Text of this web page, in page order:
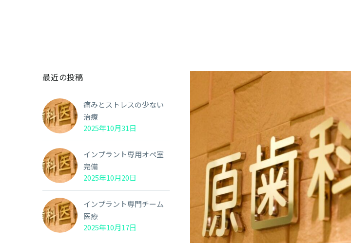
最近の投稿
痛みとストレスの少ない
治療
2025年10月31日
インプラント専用オペ室
完備
2025年10月20日
インプラント専門チーム
医療
2025年10月17日